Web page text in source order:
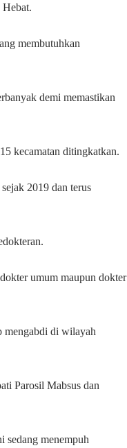
Hebat.
membutuhkan
demi memastikan
kecamatan ditingkatkan.
2019 dan terus
umum maupun dokter
mengabdi di wilayah
Parosil Mabsus dan
sedang menempuh